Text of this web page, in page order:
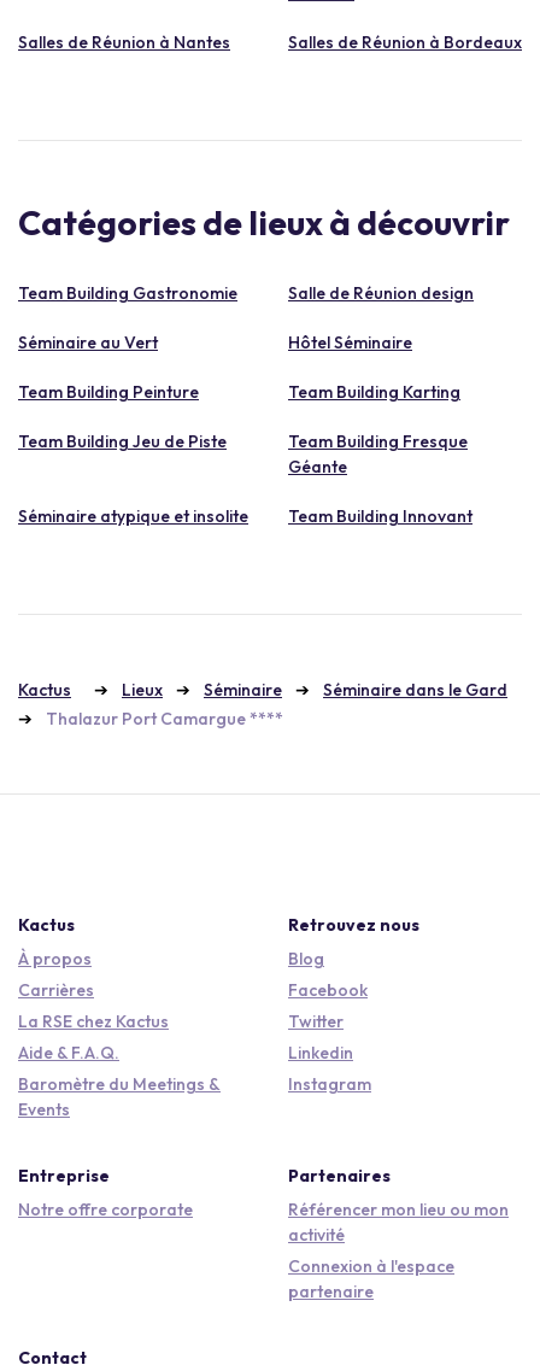
Salles de Réunion à Nantes Salles de Réunion à Bordeaux
Catégories de lieux à découvrir
Team Building Gastronomie Salle de Réunion design
Séminaire au Vert Hôtel Séminaire
Team Building Peinture Team Building Karting
Team Building Jeu de Piste
Team Building Fresque
Géante
Séminaire atypique et insolite Team Building Innovant
Kactus Lieux Séminaire
Séminaire dans le Gard
Thalazur Port Camargue ****
Kactus
À propos
Carrières
La RSE chez Kactus
Aide & F.A.Q.
Baromètre du Meetings &
Events
Retrouvez nous
Blog
Facebook
Twitter
Linkedin
Instagram
Entreprise
Notre offre corporate
Partenaires
Référencer mon lieu ou mon
activité
Connexion à l'espace
partenaire
Contact